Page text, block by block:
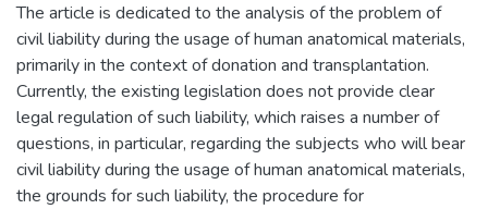
The article is dedicated to the analysis of the problem of
civil liability during the usage of human anatomical materials,
primarily in the context of donation and transplantation.
Currently, the existing legislation does not provide clear
legal regulation of such liability, which raises a number of
questions, in particular, regarding the subjects who will bear
civil liability during the usage of human anatomical materials,
the grounds for such liability, the procedure for